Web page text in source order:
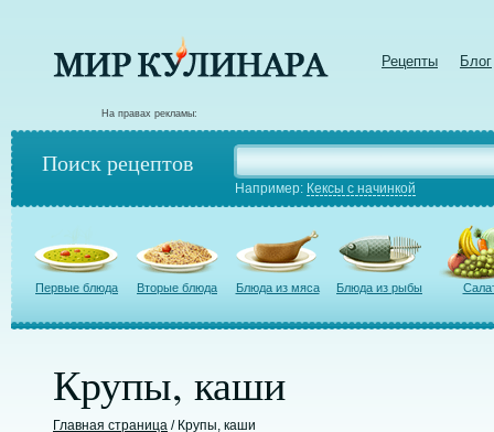
Рецепты Блог
На правах рекламы:
Поиск рецептов
Например: Кексы с начинкой
Первые блюда Вторые блюда Блюда из мяса Блюда из рыбы
Крупы, каши
Главная страница / Крупы, каши